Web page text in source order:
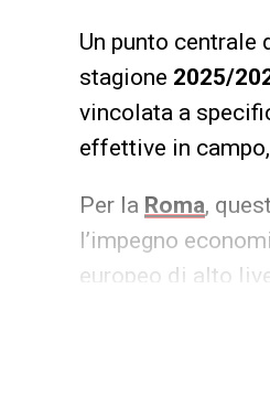
Un punto centrale
stagione 2025/
vincolata a
effettive in
Per la Roma,
l’impegno
europeo di alto
,